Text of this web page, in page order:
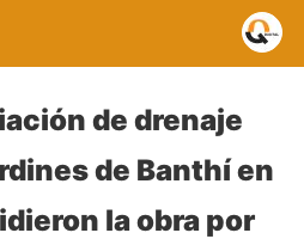
de drenaje
de Banthí en
la obra por